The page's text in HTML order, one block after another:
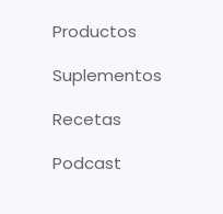
Productos
Suplementos
Recetas
Podcast